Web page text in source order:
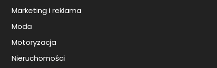
Marketing i reklama
Moda
Motoryzacja
Nieruchomości